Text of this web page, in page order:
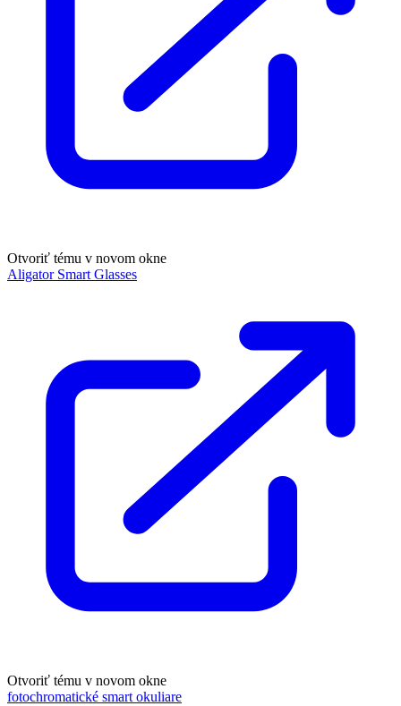
Otvoriť tému v novom okne
Aligator Smart Glasses
Otvoriť tému v novom okne
fotochromatické smart okuliare